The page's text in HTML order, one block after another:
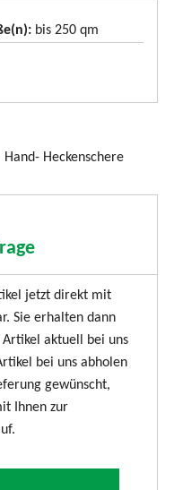
bis 250 qm
Hand- Heckenschere
jetzt direkt mit
Sie erhalten dann
aktuell bei uns
bei uns abholen
gewünscht,
Ihnen zur